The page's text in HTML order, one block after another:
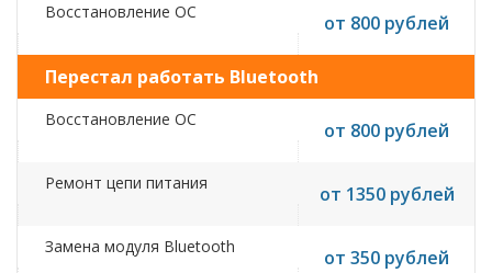
Восстановление ОС от 800 рублей
Перестал работать Bluetooth
Восстановление ОС от 800 рублей
Ремонт цепи питания от 1350 рублей
Замена модуля Bluetooth от 350 рублей